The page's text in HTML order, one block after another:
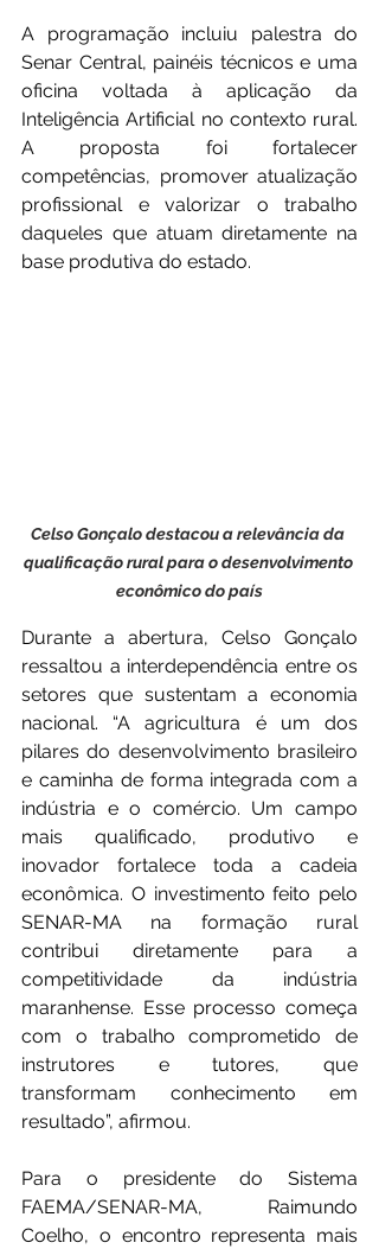
A programação incluiu palestra do
Senar Central, painéis técnicos e uma
oficina voltada à aplicação da
Inteligência Artificial no contexto rural.
A proposta foi fortalecer
competências, promover atualização
profissional e valorizar o trabalho
daqueles que atuam diretamente na
base produtiva do estado.
Celso Gonçalo destacou a relevância da
qualificação rural para o desenvolvimento
econômico do país
Durante a abertura, Celso Gonçalo
ressaltou a interdependência entre os
setores que sustentam a economia
nacional. “A agricultura é um dos
pilares do desenvolvimento brasileiro
e caminha de forma integrada com a
indústria e o comércio. Um campo
mais qualificado, produtivo e
inovador fortalece toda a cadeia
econômica. O investimento feito pelo
SENAR-MA na formação rural
contribui diretamente para a
competitividade da indústria
maranhense. Esse processo começa
com o trabalho comprometido de
instrutores e tutores, que
transformam conhecimento em
resultado”, afirmou.
Para o presidente do Sistema
FAEMA/SENAR-MA, Raimundo
Coelho, o encontro representa mais